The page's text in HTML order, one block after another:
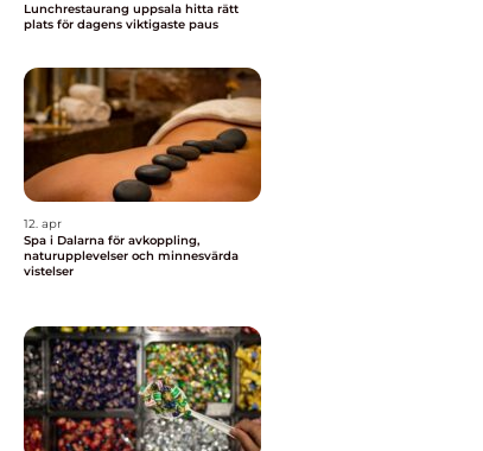
Lunchrestaurang uppsala hitta rätt
plats för dagens viktigaste paus
12. apr
Spa i Dalarna för avkoppling,
naturupplevelser och minnesvärda
vistelser